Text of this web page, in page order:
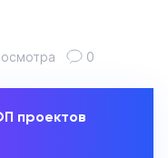
0
проектов